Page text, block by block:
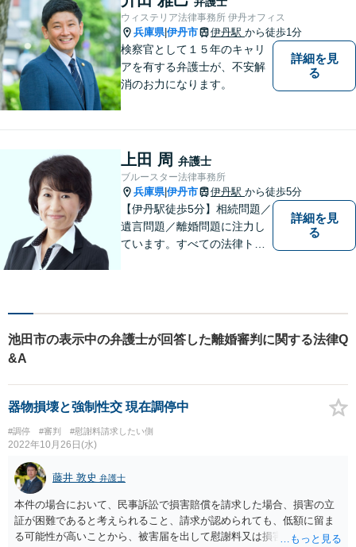
ご相談ください【完全個室】
【法テラス利用可】
ウィステリア法律事務所 伊丹オフィス
兵庫県|伊丹市 伊丹駅 から徒歩1分
検察官として１５年のキャリ
アを有する弁護士が、不安解
消のお力になります。
詳細を見
る
上田 周 弁護士
ブルースター法律事務所
兵庫県|伊丹市 伊丹駅 から徒歩5分
【伊丹駅徒歩5分】相続問題／
遺言問題／離婚問題に注力し
ています。すべての法律トラ
様と信頼関係を築いて紛争解
決し、解決後の人生を幸せに
過ごして頂きたいと願いを込
詳細を見
る
池田市の表示中の弁護士が回答した離婚審判に関する法律Q
&A
器物損壊と強制性交 現在調停中
#調停 #審判 #慰謝料請求したい側
2022年10月26日(水)
藤井 敦史 弁護士
本件の場合において、民事訴訟で損害賠償を請求した場合、損害の立
証が困難であると考えられること、請求が認められても、低額に留ま
る可能性が高いことから、被害届を出して慰謝料又は損害賠償を受け